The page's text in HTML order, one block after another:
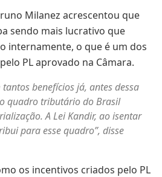
Milanez acrescentou que
sendo mais lucrativo que
internamente, o que é um dos
PL aprovado na Câmara.
benefícios já, antes dessa
quadro tributário do Brasil
A Lei Kandir, ao isentar
para esse quadro”, disse
os incentivos criados pelo PL